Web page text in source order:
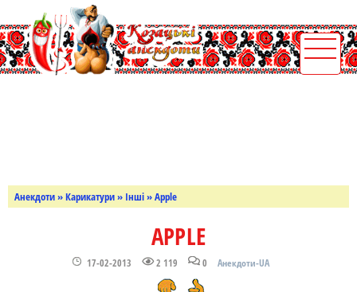
Анекдоти»Карикатури» Інші» Apple
APPLE
17-02-2013 2 119 0 Анекдоти-UA